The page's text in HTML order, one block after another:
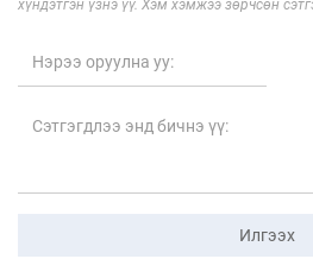
хүндэтгэн үзнэ үү. Хэм хэмжээ зөрчсөн
Илгээх